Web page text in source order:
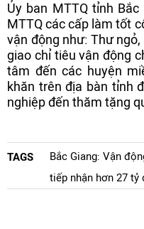
Ủy ban MTTQ tỉnh
MTTQ các cấp làm tốt
vận động như: Thư
giao chỉ tiêu vận động
tâm đến các huyện
khăn trên địa bàn tỉnh
nghiệp đến thăm tặng
TAGS
Bắc Giang: Vận
tiếp nhận hơn 27 tỷ